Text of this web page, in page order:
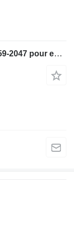
Tuyau hydraulique Caterpillar Hose 559-2047 pour excavateur